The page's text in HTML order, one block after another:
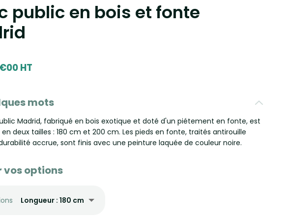
public en bois et fonte
€00 HT
mots
Madrid, fabriqué en bois exotique et doté d'un piétement en fonte, est
deux tailles : 180 cm et 200 cm. Les pieds en fonte, traités antirouille
accrue, sont finis avec une peinture laquée de couleur noire.
vos options